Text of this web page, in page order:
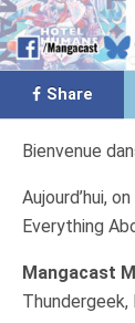
Share
Bienvenue
Aujourd’hui,
Everything
Mangacast
Thundergeek,